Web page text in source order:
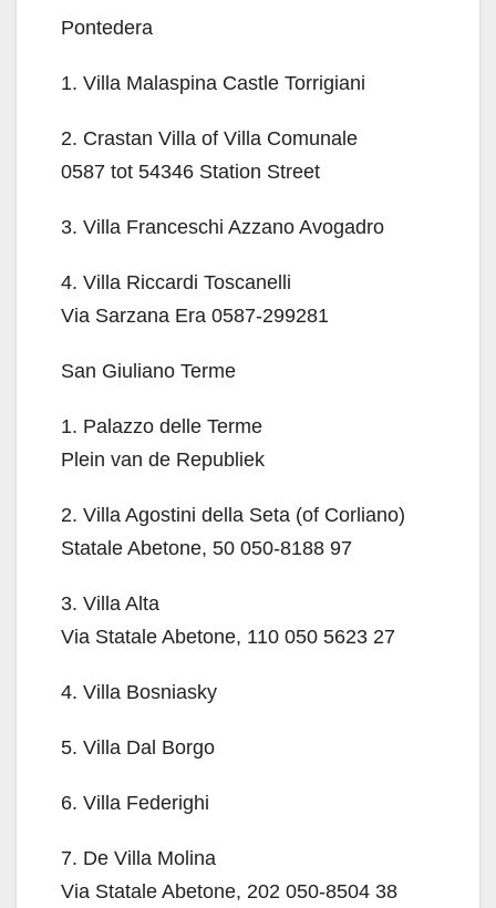
Pontedera
1. Villa Malaspina Castle Torrigiani
2. Crastan Villa of Villa Comunale
0587 tot 54346 Station Street
3. Villa Franceschi Azzano Avogadro
4. Villa Riccardi Toscanelli
Via Sarzana Era 0587-299281
San Giuliano Terme
1. Palazzo delle Terme
Plein van de Republiek
2. Villa Agostini della Seta (of Corliano)
Statale Abetone, 50 050-8188 97
3. Villa Alta
Via Statale Abetone, 110 050 5623 27
4. Villa Bosniasky
5. Villa Dal Borgo
6. Villa Federighi
7. De Villa Molina
Via Statale Abetone, 202 050-8504 38